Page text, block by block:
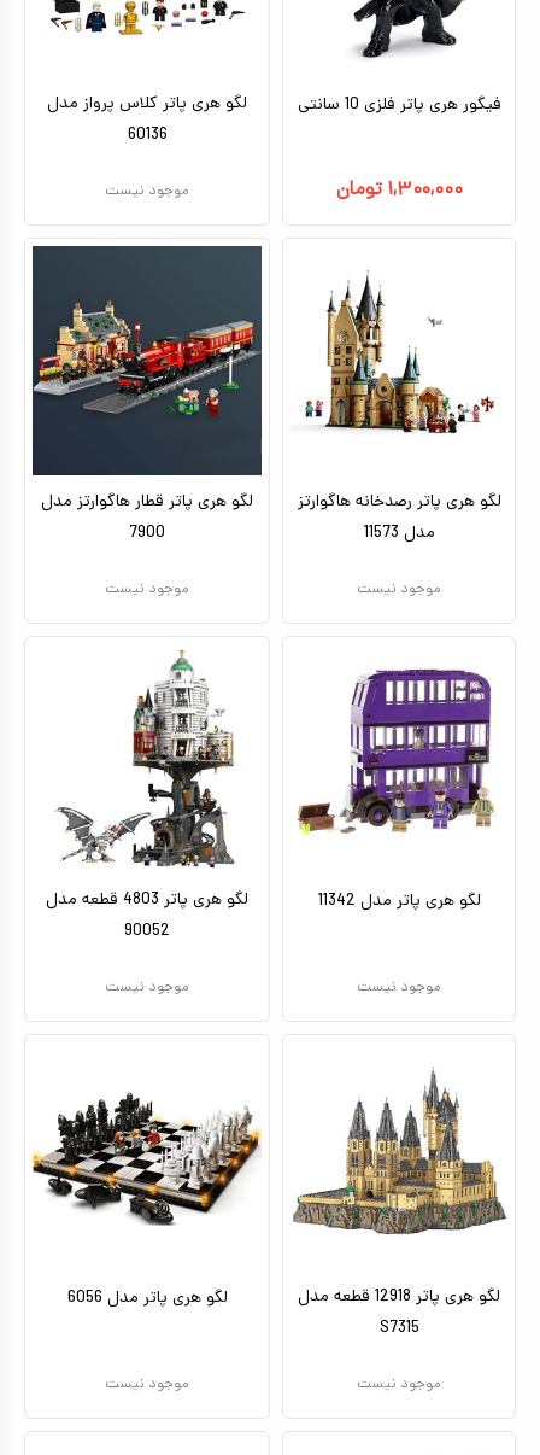
کیف و کوله پشتی
اسباب بازی مشاغل
اتاق کودک
فیگور هری پاتر فلزی 10 سانتی
۱,۳۰۰,۰۰۰ تومان
لگو هری پاتر کلاس پرواز مدل
60136
موجود نیست
لگو هری پاتر رصدخانه هاگوارتز
مدل 11573
موجود نیست
لگو هری پاتر قطار هاگوارتز مدل
7900
موجود نیست
لگو هری پاتر مدل 11342
موجود نیست
لگو هری پاتر 4803 قطعه مدل
90052
موجود نیست
لگو هری پاتر 12918 قطعه مدل
S7315
موجود نیست
لگو هری پاتر مدل 6056
موجود نیست